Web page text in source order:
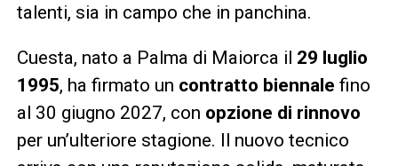
talenti, sia in campo che in panchina.
Cuesta, nato a Palma di Maiorca il 29 luglio
1995, ha firmato un contratto biennale fino
al 30 giugno 2027, con opzione di rinnovo
per un’ulteriore stagione. Il nuovo tecnico